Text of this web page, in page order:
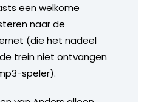
een welkome
naar de
(die het nadeel
trein niet ontvangen
speler).